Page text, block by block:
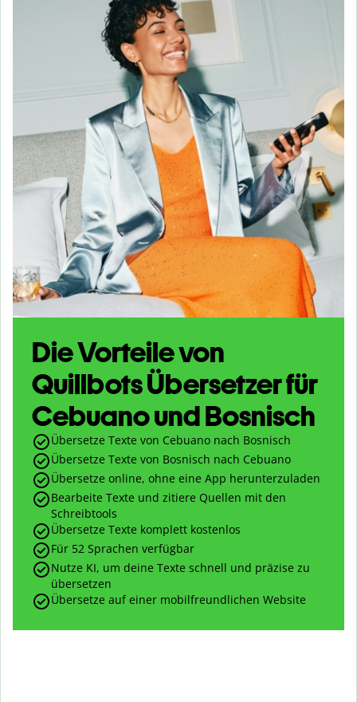
Die Vorteile von
Quillbots Übersetzer für
Cebuano und Bosnisch
Übersetze Texte von Cebuano nach Bosnisch
Übersetze Texte von Bosnisch nach Cebuano
Übersetze online, ohne eine App herunterzuladen
Bearbeite Texte und zitiere Quellen mit den
Schreibtools
Übersetze Texte komplett kostenlos
Für 52 Sprachen verfügbar
Nutze KI, um deine Texte schnell und präzise zu
übersetzen
Übersetze auf einer mobilfreundlichen Website